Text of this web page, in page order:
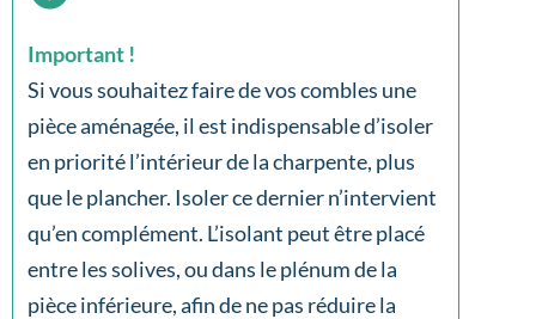
Important !
Si vous souhaitez faire de vos combles une
pièce aménagée, il est indispensable d’isoler
en priorité l’intérieur de la charpente, plus
que le plancher. Isoler ce dernier n’intervient
qu’en complément. L’isolant peut être placé
entre les solives, ou dans le plénum de la
pièce inférieure, afin de ne pas réduire la